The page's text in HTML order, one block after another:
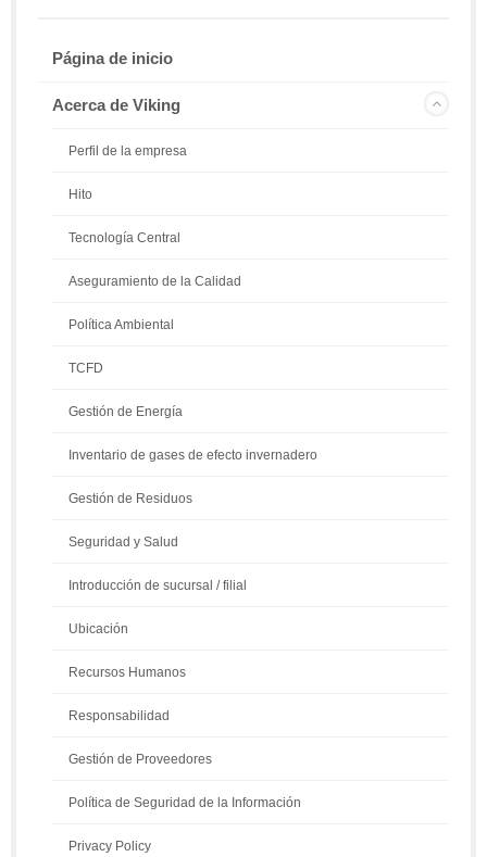
Página de inicio
Acerca de Viking
Perfil de la empresa
Hito
Tecnología Central
Aseguramiento de la Calidad
Política Ambiental
TCFD
Gestión de Energía
Inventario de gases de efecto invernadero
Gestión de Residuos
Seguridad y Salud
Introducción de sucursal / filial
Ubicación
Recursos Humanos
Responsabilidad
Gestión de Proveedores
Política de Seguridad de la Información
Privacy Policy